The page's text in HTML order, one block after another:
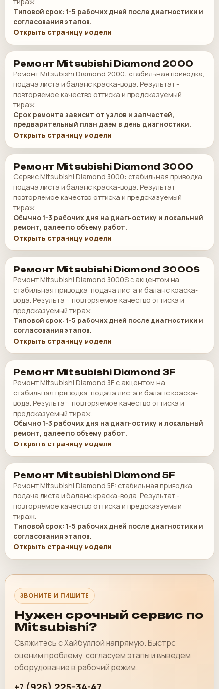
Типовой срок: 1-5 рабочих дней после диагностики и
согласования этапов.
Открыть страницу модели
Ремонт Mitsubishi Diamond 2000
Ремонт Mitsubishi Diamond 2000: стабильная приводка,
подача листа и баланс краска-вода. Результат -
повторяемое качество оттиска и предсказуемый
тираж.
Срок ремонта зависит от узлов и запчастей,
предварительный план даем в день диагностики.
Открыть страницу модели
Ремонт Mitsubishi Diamond 3000
Сервис Mitsubishi Diamond 3000: стабильная приводка,
подача листа и баланс краска-вода. Результат:
повторяемое качество оттиска и предсказуемый
тираж.
Обычно 1-3 рабочих дня на диагностику и локальный
ремонт, далее по объему работ.
Открыть страницу модели
Ремонт Mitsubishi Diamond 3000S
Ремонт Mitsubishi Diamond 3000S с акцентом на
стабильная приводка, подача листа и баланс краска-
вода. Результат: повторяемое качество оттиска и
предсказуемый тираж.
Типовой срок: 1-5 рабочих дней после диагностики и
согласования этапов.
Открыть страницу модели
Ремонт Mitsubishi Diamond 3F
Ремонт Mitsubishi Diamond 3F с акцентом на
стабильная приводка, подача листа и баланс краска-
вода. Результат: повторяемое качество оттиска и
предсказуемый тираж.
Обычно 1-3 рабочих дня на диагностику и локальный
ремонт, далее по объему работ.
Открыть страницу модели
Ремонт Mitsubishi Diamond 5F
Ремонт Mitsubishi Diamond 5F: стабильная приводка,
подача листа и баланс краска-вода. Результат -
повторяемое качество оттиска и предсказуемый
тираж.
Типовой срок: 1-5 рабочих дней после диагностики и
согласования этапов.
Открыть страницу модели
ЗВОНИТЕ И ПИШИТЕ
Нужен срочный сервис по
Mitsubishi?
Свяжитесь с Хайбуллой напрямую. Быстро
оценим проблему, согласуем этапы и выведем
оборудование в рабочий режим.